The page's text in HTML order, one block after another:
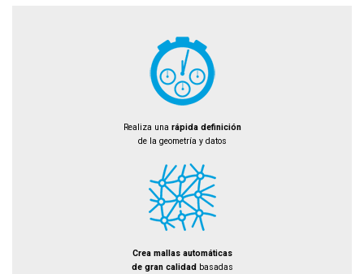
Realiza una rápida definición
de la geometría y datos
Crea mallas automáticas
de gran calidadbasadas